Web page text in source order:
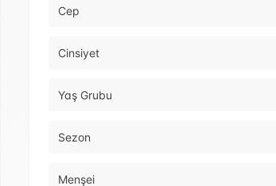
Cep
Cinsiyet
Yaş Grubu
Sezon
Menşei